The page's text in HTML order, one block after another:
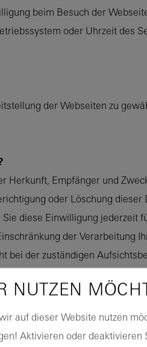
beim Besuch der
oder Uhrzeit des
der Webseiten zu
Herkunft, Empfänger und
oder Löschung dieser
diese Einwilligung jederzeit
der Verarbeitung
bei der zuständigen
Sie sich jederzeit an uns
ausgewertet werden.
NUTZEN
auf dieser Website nutzen
Aktivieren oder deaktivieren